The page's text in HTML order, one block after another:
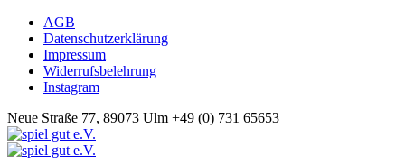
AGB
Datenschutzerklärung
Impressum
Widerrufsbelehrung
Instagram
Neue Straße 77, 89073 Ulm +49 (0) 731 65653